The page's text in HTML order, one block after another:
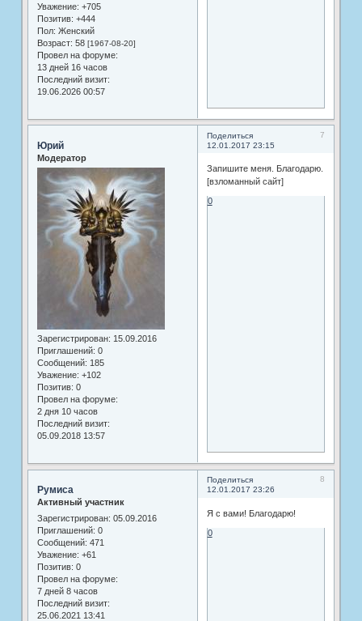
Уважение: +705
Позитив: +444
Пол: Женский
Возраст: 58 [1967-08-20]
Провел на форуме:
13 дней 16 часов
Последний визит:
19.06.2026 00:57
Поделиться
7
12.01.2017 23:15
Юрий
Модератор
Зарегистрирован: 15.09.2016
Приглашений: 0
Сообщений: 185
Уважение: +102
Позитив: 0
Провел на форуме:
2 дня 10 часов
Последний визит:
05.09.2018 13:57
Запишите меня. Благодарю.
[взломанный сайт]
0
Поделиться
8
12.01.2017 23:26
Румиса
Активный участник
Зарегистрирован: 05.09.2016
Приглашений: 0
Сообщений: 471
Уважение: +61
Позитив: 0
Провел на форуме:
7 дней 8 часов
Последний визит:
25.06.2021 13:41
Я с вами! Благодарю!
0